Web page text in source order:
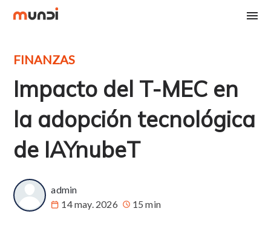
FINANZAS
Impacto del T-MEC en
la adopción tecnológica
de IAYnubeT
admin
14 may. 2026
15 min